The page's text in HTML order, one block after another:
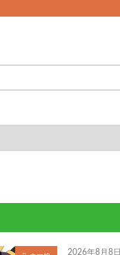
2026年8月8日